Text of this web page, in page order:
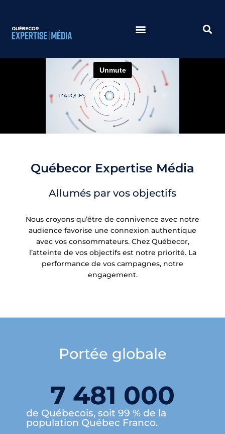
contenu
Québecor Expertise Média
Allumés par vos objectifs
Nous croyons qu’être de connivence avec notre
audience favorise une connexion authentique
avec vos consommateurs. Chez Québecor,
l’atteinte de vos objectifs est notre priorité. La
performance de vos campagnes, notre
engagement.
Portée globale
de Québecois, soit 99 % de la
population Québec Franco.
7 481 000